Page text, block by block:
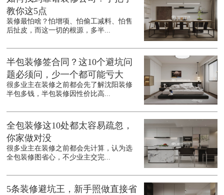
教你这5点
装修最怕啥？怕增项、怕偷工减料、怕售
后扯皮，而这一切的根源，多半...
半包装修签合同？这10个避坑问
题必须问，少一个都可能亏大
很多业主在装修之前都会先了解沈阳装修
半包多钱，半包装修因性价比高...
全包装修这10处都太容易疏忽，
你家做对没
很多业主在装修之前都会先计算，认为选
全包装修图省心，不少业主交完...
5条装修避坑王，新手照做直接省